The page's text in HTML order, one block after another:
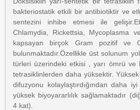
bakteriostatik etkili bir antibiotiktir ve
sentezini inhibe etmesi ile
Chlamydia, Rickettsia, Mycoplasma
kapsayan birçok Gram pozitif ve
bulunmaktadır.Özellikle üst solunum
türleri üzerindeki etkisi , yarı ömrü ve
tetrasiklinlerden daha yüksektir.
difuzyonu kolaylaştırdığından daha
yüksek biyoyararlılık sağlamaktadır
4 kat).